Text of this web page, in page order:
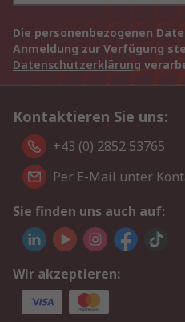
Die personenbezogenen
Anmeldung zur Verfügung
Datenschutzerklärung
Kontaktieren Sie uns:
+43 (0) 2852 53765
Per E-Mail unter
Sie finden uns auch auf:
Wir akzeptieren: